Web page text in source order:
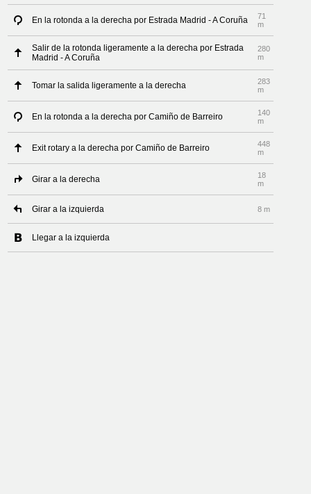
En la rotonda a la derecha por Estrada Madrid - A Coruña
71
m
Salir de la rotonda ligeramente a la derecha por Estrada
Madrid - A Coruña
280
m
Tomar la salida ligeramente a la derecha
283
m
En la rotonda a la derecha por Camiño de Barreiro
140
m
Exit rotary a la derecha por Camiño de Barreiro
448
m
Girar a la derecha
18
m
Girar a la izquierda 8 m
Llegar a la izquierda